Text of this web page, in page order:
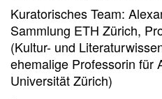
Kuratorisches Team:
Sammlung ETH Zürich,
(Kultur- und
ehemalige Professorin für
Universität Zürich)